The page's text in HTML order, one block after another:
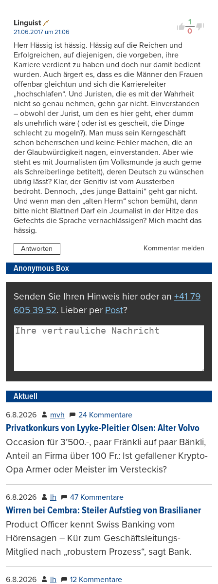
1
0
Linguist
21.06.2017 um 21:06
Herr Hässig ist hässig. Hässig auf die Reichen und
Erfolgreichen, auf diejenigen, die vorgeben, ihre
Karriere verdient zu haben und doch nur damit bedient
wurden. Auch ärgert es, dass es die Männer den Frauen
offenbar gleichtun und sich die Karriereleiter
„hochschlafen“. Und Juristen, die es mit der Wahrheit
nicht so genau nehmen, gehn gar nicht. Einverstanden
– obwohl der Jurist, um den es hier geht, eher dumm
als unehrlich wäre ( oder ist es gescheit, die Dinge
schlecht zu mogeln?). Man muss sein Kerngeschäft
schon beherrschen und keine Fehler machen, die an
der Glaubwürdigkeit nagen, einverstanden. Aber wie
steht es mit Journalisten (im Volksmunde ja auch gerne
als Schreiberlinge betitelt), deren Deutsch zu wünschen
übrig lässt? Klar, der Genitiv ist vom Aussterben
bedroht. Dennoch, „des junge Battaini“ geht gar nicht.
Und wenn man den „alten Herrn“ schon bemüht, dann
bitte nicht Blattner! Darf ein Journalist in der Hitze des
Gefechts die Sprache vernachlässigen? Mich macht das
hässig.
Antworten Kommentar melden
Anonymous Box
Senden Sie Ihren Hinweis hier oder an +41 79
605 39 52. Lieber per Post?
Aktuell
6.8.2026 mvh 24 Kommentare
Privatkonkurs von Lyyke-Pleitier Olsen: Alter Volvo
Occasion für 3’500.-, paar Fränkli auf paar Bänkli,
Anteil an Firma über 100 Fr.: Ist gefallener Krypto-
Opa Armer oder Meister im Versteckis?
6.8.2026 lh 47 Kommentare
Wirren bei Cembra: Steiler Aufstieg von Brasilianer
Product Officer kennt Swiss Banking vom
Hörensagen – Kür zum Geschäftsleitungs-
Mitglied nach „robustem Prozess“, sagt Bank.
6.8.2026 lh 12 Kommentare